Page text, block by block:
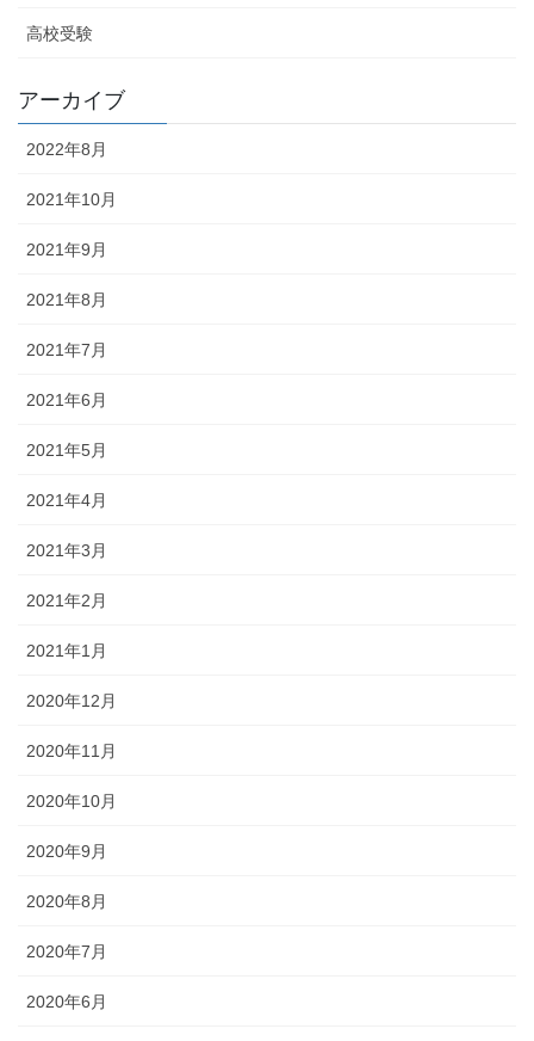
高校受験
アーカイブ
2022年8月
2021年10月
2021年9月
2021年8月
2021年7月
2021年6月
2021年5月
2021年4月
2021年3月
2021年2月
2021年1月
2020年12月
2020年11月
2020年10月
2020年9月
2020年8月
2020年7月
2020年6月